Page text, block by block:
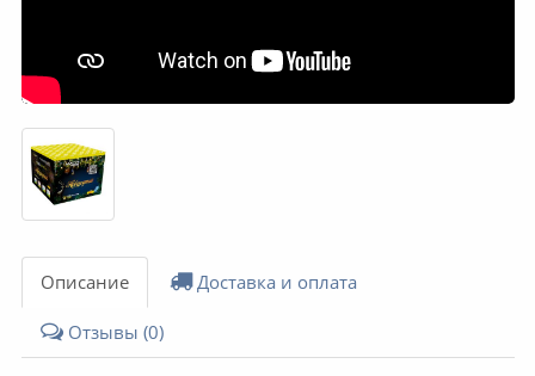
Описание Доставка и оплата
Отзывы (0)